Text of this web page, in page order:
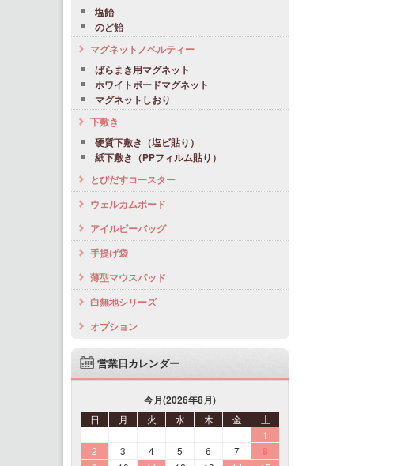
塩飴
のど飴
マグネットノベルティー
ばらまき用マグネット
ホワイトボードマグネット
マグネットしおり
下敷き
硬質下敷き（塩ビ貼り）
紙下敷き（PPフィルム貼り）
とびだすコースター
ウェルカムボード
アイルビーバッグ
手提げ袋
薄型マウスパッド
白無地シリーズ
オプション
営業日カレンダー
今月(2026年8月)
日 月 火 水 木 金
土
1
2
3 4 5 6 7 8